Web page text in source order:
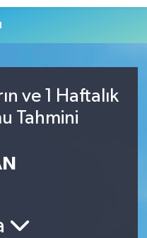
ve 1 Haftalık
Tahmini
Fikstür